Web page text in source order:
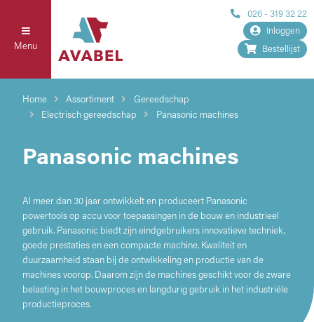
Menu
026 - 319 32 22
Inloggen
Bestellijst
Home Assortiment
Gereedschap
Electrisch gereedschap
Panasonic machines
Panasonic machines
Al meer dan 30 jaar ontwikkelt en produceert Panasonic
powertools op accu voor toepassingen in de bouw en industrieel
gebruik. Panasonic biedt zijn eindgebruikers innovatieve techniek,
goede prestaties en een compacte machine. Kwaliteit en
duurzaamheid staan bij de ontwikkeling en productie van de
machines voorop. Daarom zijn de machines geschikt voor de zware
belasting in het bouwproces en langdurig gebruik in het industriële
productieproces.